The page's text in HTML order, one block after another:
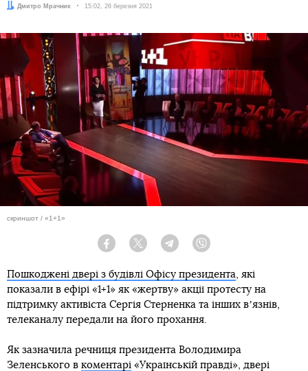
Автор:
Дмитро Мрачник Дата:
15:02, 26 березня 2021
скриншот / «1+1»
Facebook Twitter Telegram
Пошкоджені двері з будівлі Офісу президента, які
показали в ефірі «1+1» як «жертву» акції протесту на
підтримку активіста Сергія Стерненка та інших вʼязнів,
телеканалу передали на його прохання.
Як зазначила речниця президента Володимира
Зеленського в коментарі «Українській правді», двері